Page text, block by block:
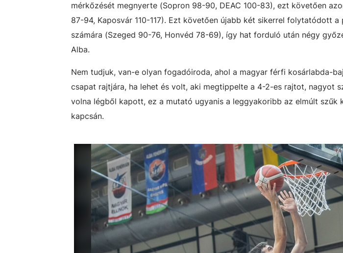
mérkőzését megnyerte (Sopron 98-90, DEAC 100-83), ezt követően
87-94, Kaposvár 110-117). Ezt követően újabb két sikerrel folytatódott
számára (Szeged 90-76, Honvéd 78-69), így hat forduló után négy
Alba.
Nem tudjuk, van-e olyan fogadóiroda, ahol a magyar férfi kosárlabda-
csapat rajtjára, ha lehet és volt, aki megtippelte a 4-2-es rajtot, nagyot
volna légből kapott, ez a mutató ugyanis a leggyakoribb az elmúlt szűk
kapcsán.